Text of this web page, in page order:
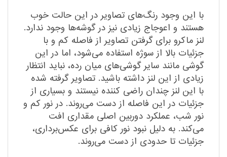
با این وجود رنگ‌های تصاویر در این حالت خوب
هستند و اعوجاج زیادی نیز در گوشه‌ها وجود ندارد.
لنز ماکرو برای گرفتن تصاویر از فاصله کم و با
جزئیات بالا از سوژه استفاده می‌شود، اما در این
گوشی مانند سایر گوشی‌های میان رده، نباید انتظار
زیادی از این لنز داشته باشید. تصاویر گرفته شده
با این لنز چندان راضی کننده نیستند و بسیاری از
جزئیات در این فاصله از دست می‌روند. در نور کم و
نور شب، عملکرد دوربین اصلی مقداری افت
می‌کند. به دلیل نبود نور کافی برای عکس‌برداری،‌
جزئیات تا حدودی از دست می‌روند.